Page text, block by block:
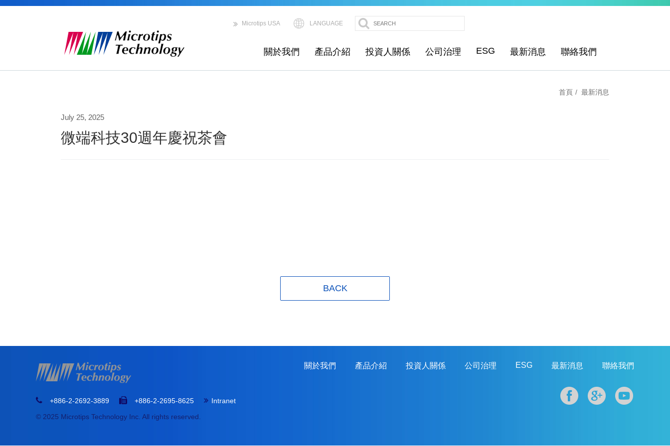
Microtips USA LANGUAGE
關於我們 產品介紹 投資人關係 公司治理 ESG 最新消息 聯絡我們
首頁 最新消息
July 25, 2025
微端科技30週年慶祝茶會
BACK
關於我們 產品介紹 投資人關係 公司治理 ESG 最新消息 聯絡我們
+886-2-2692-3889 +886-2-2695-8625
Intranet
© 2025 Microtips Technology Inc. All rights reserved.